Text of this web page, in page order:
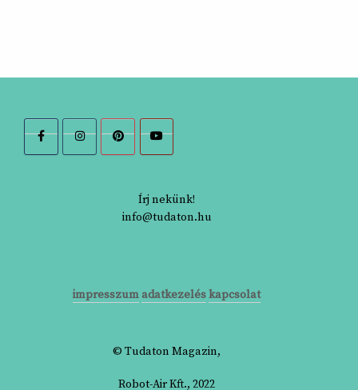
Írj nekünk!
info@tudaton.hu
impresszum adatkezeléskapcsolat
© Tudaton Magazin,
Robot-Air Kft., 2022